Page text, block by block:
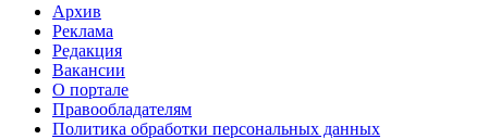
Архив
Реклама
Редакция
Вакансии
О портале
Правообладателям
Политика обработки персональных данных